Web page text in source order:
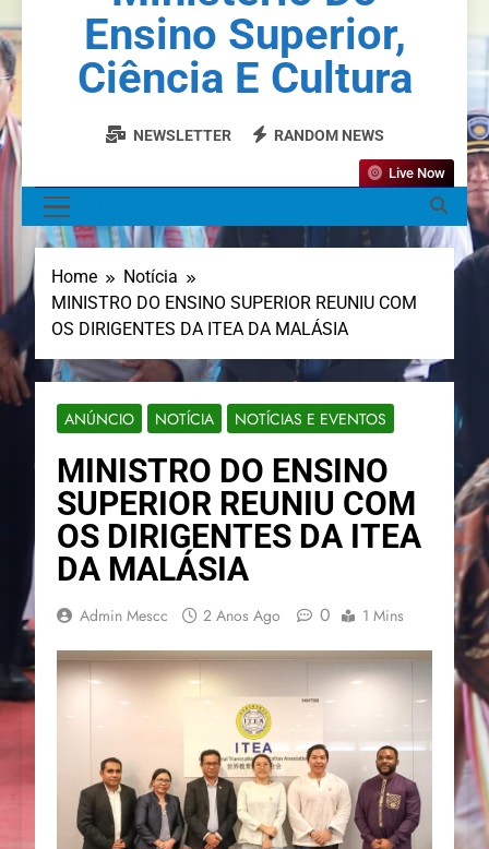
Ensino Superior,
Ciência E Cultura
NEWSLETTER RANDOM NEWS
Live Now
Home
Notícia
MINISTRO DO ENSINO SUPERIOR REUNIU COM
OS DIRIGENTES DA ITEA DA MALÁSIA
ANÚNCIO NOTÍCIA NOTÍCIAS E EVENTOS
MINISTRO DO ENSINO
SUPERIOR REUNIU COM
OS DIRIGENTES DA ITEA
DA MALÁSIA
Admin Mescc 2 Anos Ago 0 1 Mins